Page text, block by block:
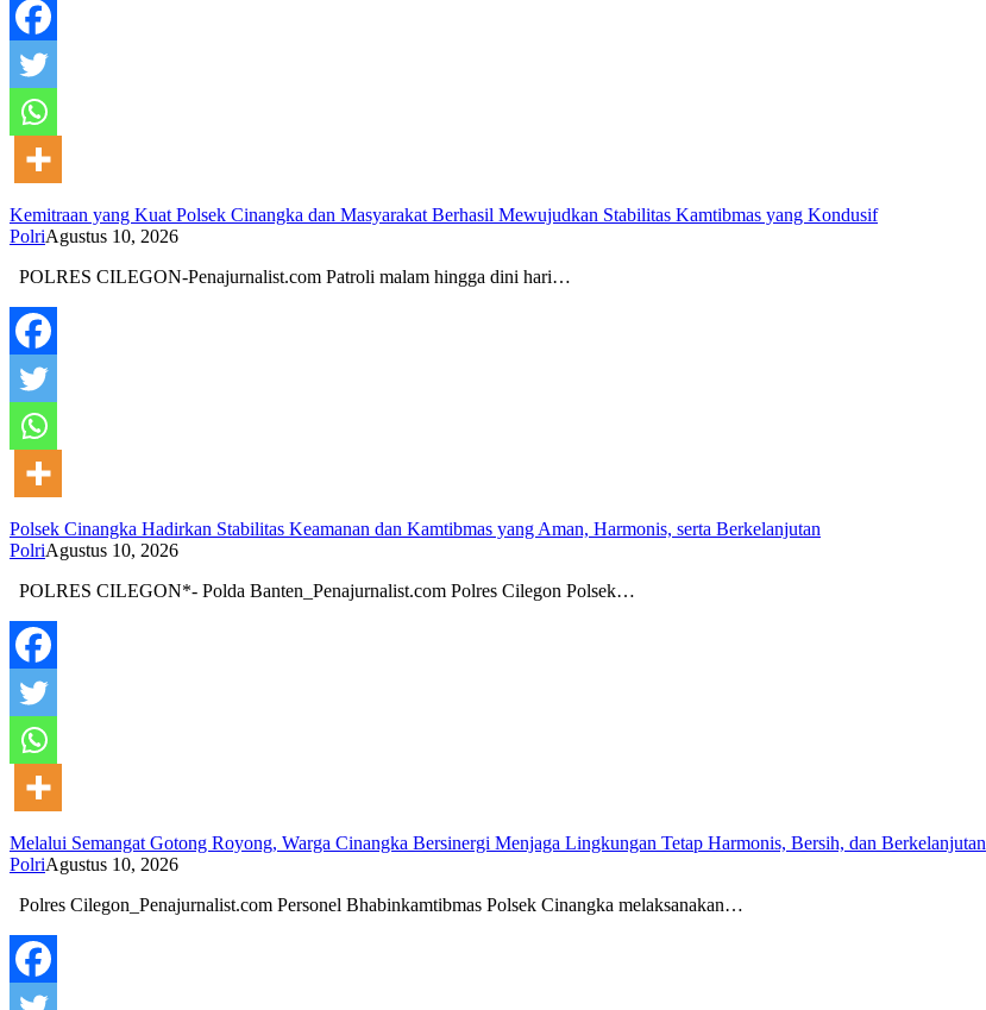
Kemitraan yang Kuat Polsek Cinangka dan Masyarakat Berhasil Mewujudkan Stabilitas Kamtibmas yang Kondusif
PolriAgustus 10, 2026
POLRES CILEGON-Penajurnalist.com Patroli malam hingga dini hari…
Polsek Cinangka Hadirkan Stabilitas Keamanan dan Kamtibmas yang Aman, Harmonis, serta Berkelanjutan
PolriAgustus 10, 2026
POLRES CILEGON*- Polda Banten_Penajurnalist.com Polres Cilegon Polsek…
Melalui Semangat Gotong Royong, Warga Cinangka Bersinergi Menjaga Lingkungan Tetap Harmonis, Bersih, dan Berkelanjutan
PolriAgustus 10, 2026
Polres Cilegon_Penajurnalist.com Personel Bhabinkamtibmas Polsek Cinangka melaksanakan…